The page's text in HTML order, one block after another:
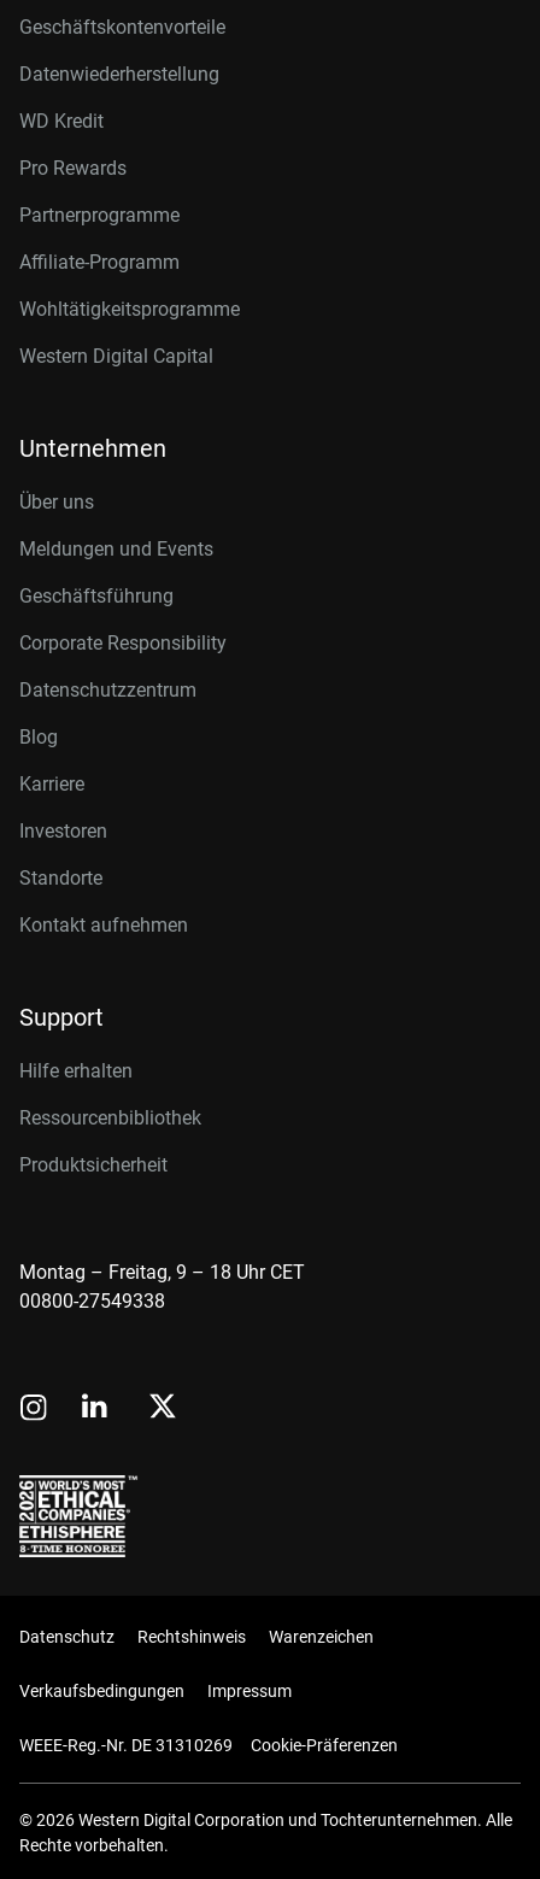
Geschäftskontenvorteile
Datenwiederherstellung
WD Kredit
Pro Rewards
Partnerprogramme
Affiliate-Programm
Wohltätigkeitsprogramme
Western Digital Capital
Unternehmen
Über uns
Meldungen und Events
Geschäftsführung
Corporate Responsibility
Datenschutzzentrum
Blog
Karriere
Investoren
Standorte
Kontakt aufnehmen
Support
Hilfe erhalten
Ressourcenbibliothek
Produktsicherheit
Montag – Freitag, 9 – 18 Uhr CET
00800-27549338
Datenschutz Rechtshinweis Warenzeichen
Verkaufsbedingungen Impressum
WEEE-Reg.-Nr. DE 31310269 Cookie-Präferenzen
© 2026 Western Digital Corporation und Tochterunternehmen. Alle
Rechte vorbehalten.